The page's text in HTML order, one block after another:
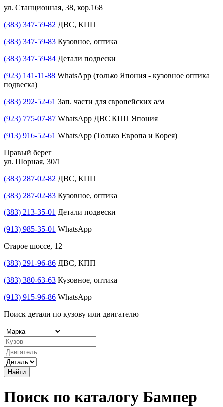
ул. Станционная, 38, кор.168
(383) 347-59-82 ДВС, КПП
(383) 347-59-83 Кузовное, оптика
(383) 347-59-84 Детали подвески
(923) 141-11-88 WhatsApp (только Япония - кузовное оптика
подвеска)
(383) 292-52-61 Зап. части для европейских а/м
(923) 775-07-87 WhatsApp ДВС КПП Япония
(913) 916-52-61 WhatsApp (Только Европа и Корея)
Правый берег
ул. Шорная, 30/1
(383) 287-02-82 ДВС, КПП
(383) 287-02-83 Кузовное, оптика
(383) 213-35-01 Детали подвески
(913) 985-35-01 WhatsApp
Старое шоссе, 12
(383) 291-96-86 ДВС, КПП
(383) 380-63-63 Кузовное, оптика
(913) 915-96-86 WhatsApp
Поиск детали по кузову или двигателю
Найти
Поиск по каталогу Бампер